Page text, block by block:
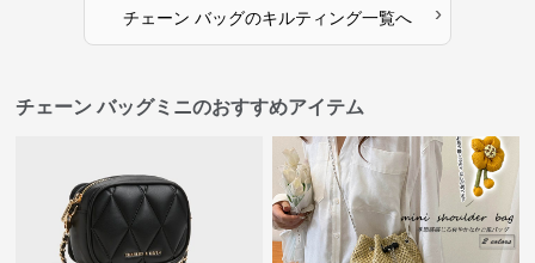
チェーン バッグのキルティング一覧へ ›
チェーン バッグミニのおすすめアイテム